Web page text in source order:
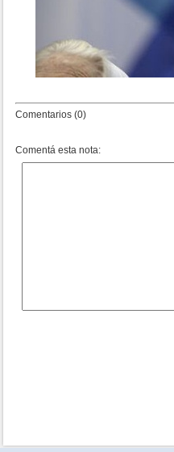
Comentarios (0)
Comentá esta nota: